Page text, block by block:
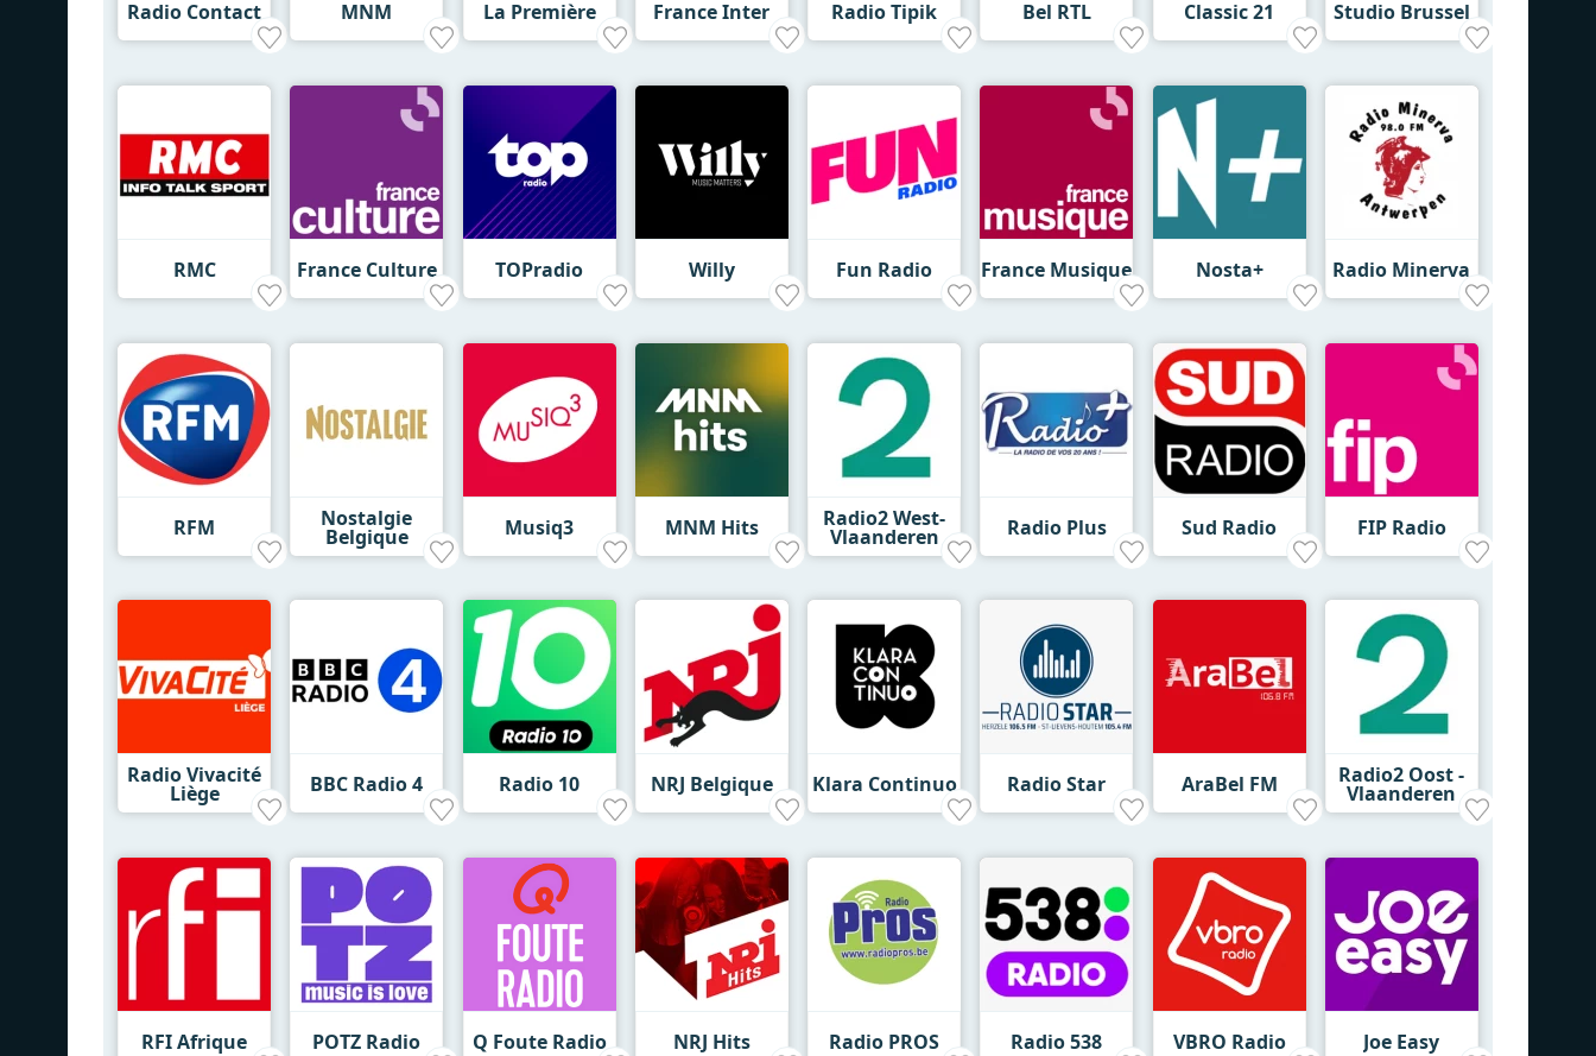
Radio Contact MNM La Première France Inter Radio Tipik Bel RTL Classic 21 Studio Brussel
RMC France Culture TOPradio Willy Fun Radio France Musique Nosta+ Radio Minerva
RFM Nostalgie
Belgique Musiq3 MNM Hits Radio2 West-
Vlaanderen Radio Plus Sud Radio FIP Radio
Radio Vivacité
Liège BBC Radio 4 Radio 10 NRJ Belgique Klara Continuo Radio Star AraBel FM Radio2 Oost -
Vlaanderen
RFI Afrique POTZ Radio Q Foute Radio NRJ Hits Radio PROS Radio 538 VBRO Radio Joe Easy